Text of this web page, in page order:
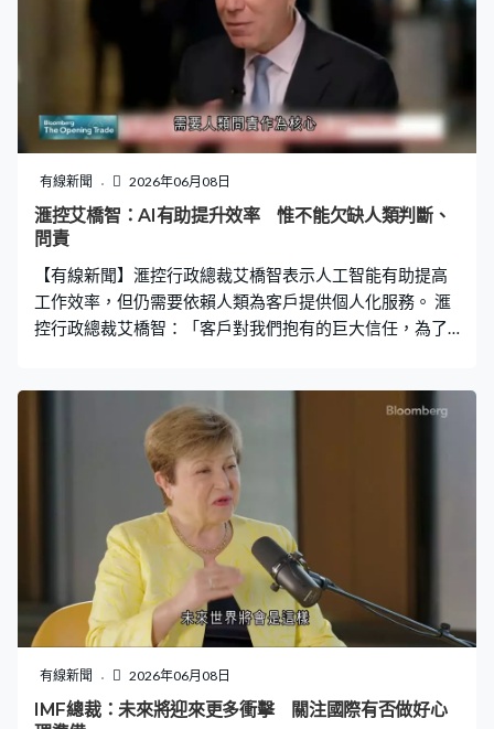
有線新聞 2026年06月08日
滙控艾橋智：AI有助提升效率 惟不能欠缺人類判斷、
問責
【有線新聞】滙控行政總裁艾橋智表示人工智能有助提高
工作效率，但仍需要依賴人類為客戶提供個人化服務。 滙
控行政總裁艾橋智：「客戶對我們抱有的巨大信任，為了
有線新聞 2026年06月08日
IMF總裁：未來將迎來更多衝擊 關注國際有否做好心